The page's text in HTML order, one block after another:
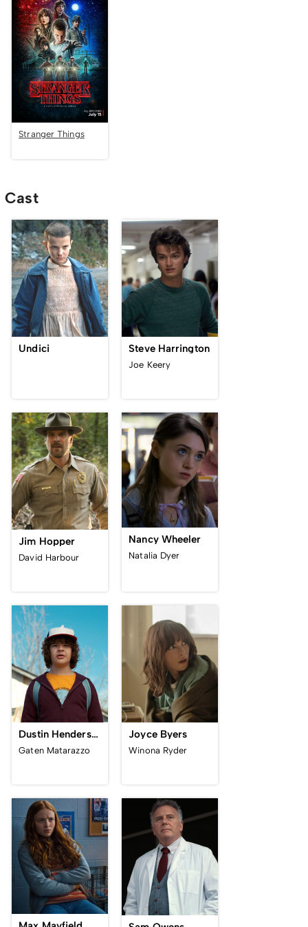
Stranger Things
Cast
Undici Steve Harrington
Joe Keery
Jim Hopper
David Harbour
Nancy Wheeler
Natalia Dyer
Dustin Henderson
Gaten Matarazzo
Joyce Byers
Winona Ryder